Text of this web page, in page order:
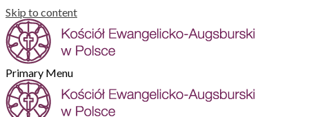
Skip to content
Primary Menu